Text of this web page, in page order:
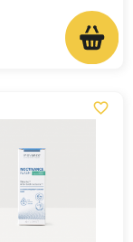
favorite_border